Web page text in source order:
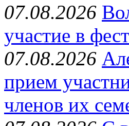
07.08.2026
участие в
07.08.2026
прием
членов их